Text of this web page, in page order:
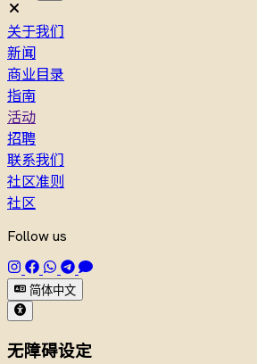
关于我们
新闻
商业目录
指南
活动
招聘
联系我们
社区准则
社区
Follow us
简体中文
无障碍设定